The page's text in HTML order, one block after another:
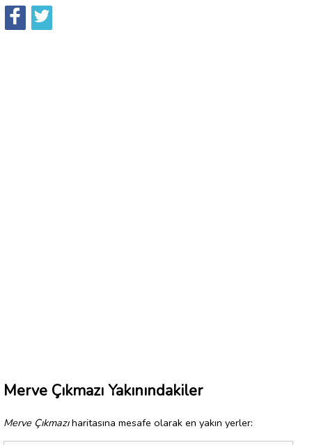
Merve Çıkmazı Yakınındakiler
Merve Çıkmazıharitasına mesafe olarak en yakın yerler: